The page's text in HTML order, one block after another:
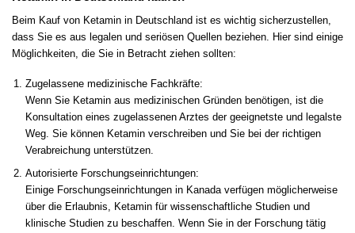
Beim Kauf von Ketamin in Deutschland ist es wichtig sicherzustellen,
dass Sie es aus legalen und seriösen Quellen beziehen. Hier sind einige
Möglichkeiten, die Sie in Betracht ziehen sollten:
Zugelassene medizinische Fachkräfte:
Wenn Sie Ketamin aus medizinischen Gründen benötigen, ist die
Konsultation eines zugelassenen Arztes der geeignetste und legalste
Weg. Sie können Ketamin verschreiben und Sie bei der richtigen
Verabreichung unterstützen.
Autorisierte Forschungseinrichtungen:
Einige Forschungseinrichtungen in Kanada verfügen möglicherweise
über die Erlaubnis, Ketamin für wissenschaftliche Studien und
klinische Studien zu beschaffen. Wenn Sie in der Forschung tätig